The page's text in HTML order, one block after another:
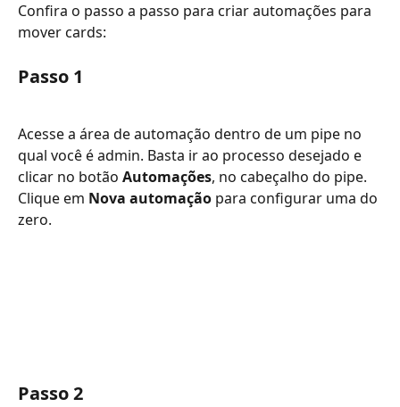
Confira o passo a passo para criar automações para
mover cards:
Passo 1
Acesse a área de automação dentro de um pipe no
qual você é admin. Basta ir ao processo desejado e
clicar no botão Automações, no cabeçalho do pipe.
Clique em Nova automação para configurar uma do
zero.
Passo 2